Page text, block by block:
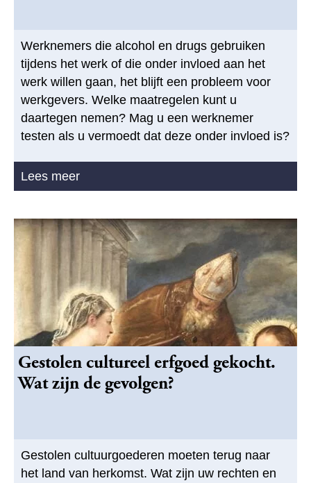
Werknemers die alcohol en drugs gebruiken
tijdens het werk of die onder invloed aan het
werk willen gaan, het blijft een probleem voor
werkgevers. Welke maatregelen kunt u
daartegen nemen? Mag u een werknemer
testen als u vermoedt dat deze onder invloed is?
Lees meer
Gestolen cultureel erfgoed gekocht.
Wat zijn de gevolgen?
Gestolen cultuurgoederen moeten terug naar
het land van herkomst. Wat zijn uw rechten en